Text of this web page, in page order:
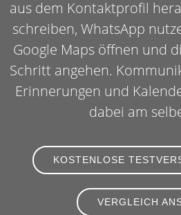
aus dem Kontaktprofil
schreiben, WhatsApp
Google Maps öffnen und
Schritt angehen.
Erinnerungen und
dabei am
KOSTENLOSE
VERGLEICH